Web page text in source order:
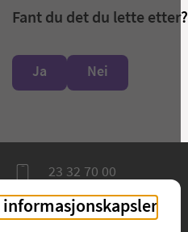
Fant du det du lette etter?
Ja Nei